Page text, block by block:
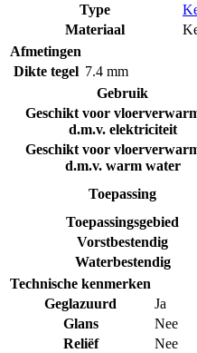
Type
Materiaal
Afmetingen
Dikte tegel 7.4 mm
Gebruik
Geschikt voor
d.m.v. elektriciteit
Geschikt voor
d.m.v. warm water
Toepassing
Toepassingsgebied
Vorstbestendig
Waterbestendig
Technische kenmerken
Geglazuurd
Ja
Glans
Nee
Reliëf
Nee